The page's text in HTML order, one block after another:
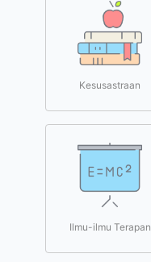
Kesusastraan
Ilmu-ilmu Terapan